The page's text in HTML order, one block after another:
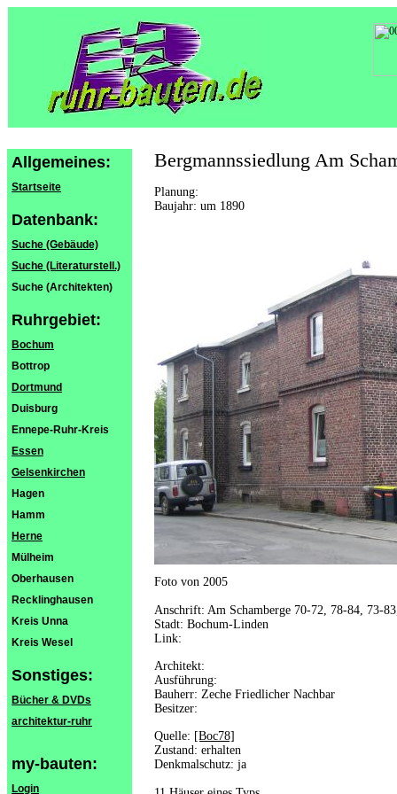
Allgemeines:
Startseite
Datenbank:
Suche (Gebäude)
Suche (Literaturstell.)
Suche (Architekten)
Ruhrgebiet:
Bochum
Bottrop
Dortmund
Duisburg
Ennepe-Ruhr-Kreis
Essen
Gelsenkirchen
Hagen
Hamm
Herne
Mülheim
Oberhausen
Recklinghausen
Kreis Unna
Kreis Wesel
Sonstiges:
Bücher & DVDs
architektur-ruhr
my-bauten:
Login
Bergmannssiedlung Am
Planung:
Baujahr: um 1890
Foto von 2005
Anschrift: Am Schamberge 70-72, 78-84, 73-
Stadt: Bochum-Linden
Link:
Architekt:
Ausführung:
Bauherr: Zeche Friedlicher Nachbar
Besitzer:
Quelle: [Boc78]
Zustand: erhalten
Denkmalschutz: ja